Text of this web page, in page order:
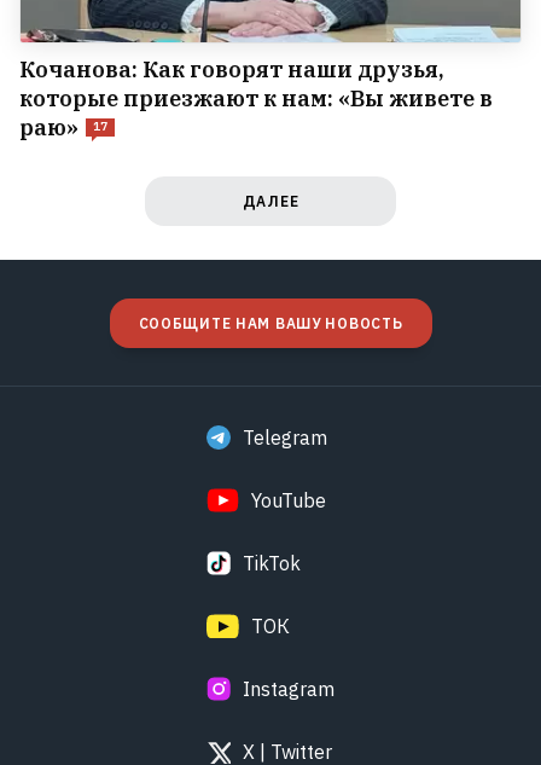
Кочанова: Как говорят наши друзья,
которые приезжают к нам: «Вы живете в
раю»
17
ДАЛЕЕ
СООБЩИТЕ НАМ ВАШУ НОВОСТЬ
Telegram
YouTube
TikTok
ТОК
Instagram
X | Twitter